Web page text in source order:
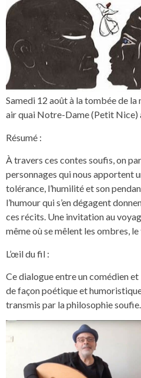
Samedi 12 août à la tombée de
air quai Notre-Dame (Petit Nice)
Résumé :
À travers ces contes soufis, on
personnages qui nous apportent
tolérance, l’humilité et son
l’humour qui s’en dégagent
ces récits. Une invitation au
même où se mêlent les ombres,
L’œil du fil :
Ce dialogue entre un comédien
de façon poétique et
transmis par la philosophie soufie.